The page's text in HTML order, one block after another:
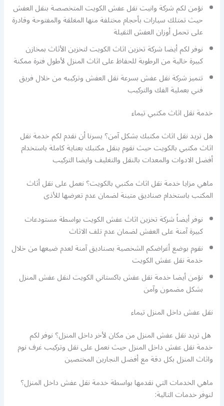
نؤمن لكم شركة وانيت نقل عفش الكويت المتخصصة بنقل العفش
حيث تمتلك سيارات بأحجام مختلفة منها المغلقة والمفتوحة وقادرة
على تحمل أوزان العفش الثقيلة
نوفر لكم أيضا شركة تخزين اثاث الكويت لتخزين الأثاث بمخازن
كبيرة خالية من الرطوبة للحفاظ على اثاث المنزل لأطول فترة ممكنة
تتميز شركة نقل عفش بسرعة نقل العفش وتركيبه من خلال فريق
فني بعملية الفك والتركيب
خدمة نقل اثاث مكتبي تيماء
هل تريد نقل اثاث مكتبك بشكل آمن؟ يسرنا أن نقدم لكم خدمة نقل
اثاث مكتبي بالكويت حيث نقوم بنقل مكتبك بعناية كاملة باستخدام
أفضل الادوات والمعدات بالنقل والتغليف وايضا التركيب
ماهي مزايا خدمة نقل اثاث مكتبي بالكويت؟ نعمل على نقل أثاث
المكتب باستخدام صناديق متينة لضمان عدم تعرضها للأذى
نوفر أيضاً شركة تخزين اثاث عفش الكويت بواسطة مستودعات
كبيرة آمنة على العفش لضمان عدم تلف الاثاث
نقوم بوضع أغراضكم الشخصية بصناديق آمنة لعدم ضيعها من خلال
خدمة نقل عفش الكويت
نؤمن أيضا خدمة نقل عفش باكستاني الكويت لنقل عفش المنزل
بشكل مضمون وآمن
نقل عفش داخل المنزل تيماء
هل تريد نقل عفش المنزل من مكان لأخر داخل المنزل؟ نوفر لكم
خدمة نقل عفش داخل المنزل حيث نعمل على نقل وتركيب غرف نوم
واثاث المنزل بكل دقة مع أفضل النجارين المختصين
ماهي الخدمات التي نقدمها بواسطة خدمة نقل عفش داخل المنزل؟
لنوفر خدمات التالية: